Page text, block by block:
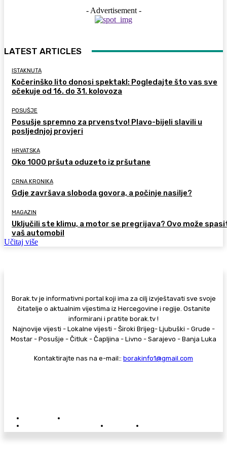
- Advertisement -
LATEST ARTICLES
ISTAKNUTA
Kočerinško lito donosi spektakl: Pogledajte što vas sve
očekuje od 16. do 31. kolovoza
POSUŠJE
Posušje spremno za prvenstvo! Plavo-bijeli slavili u
posljednjoj provjeri
HRVATSKA
Oko 1000 pršuta oduzeto iz pršutane
CRNA KRONIKA
Gdje završava sloboda govora, a počinje nasilje?
MAGAZIN
Uključili ste klimu, a motor se pregrijava? Ovo može
vaš automobil
Učitaj više
Borak.tv je informativni portal koji ima za cilj izvještavati sve svoje
čitatelje o aktualnim vijestima iz Hercegovine i regije. Ostanite
informirani i pratite borak.tv !
Najnovije vijesti - Lokalne vijesti - Široki Brijeg- Ljubuški - Grude -
Mostar - Posušje - Čitluk - Čapljina - Livno - Sarajevo - Banja Luka
Kontaktirajte nas na e-mail:: borakinfo1@gmail.com